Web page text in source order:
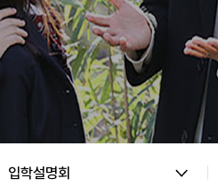
입학설명회